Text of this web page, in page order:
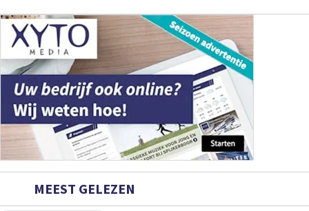
MEEST GELEZEN